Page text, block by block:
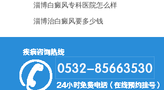
淄博白癜风专科医院怎么样
淄博治白癜风要多少钱